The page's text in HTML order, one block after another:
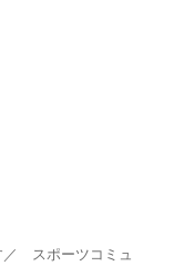
／ スポーツコミュ